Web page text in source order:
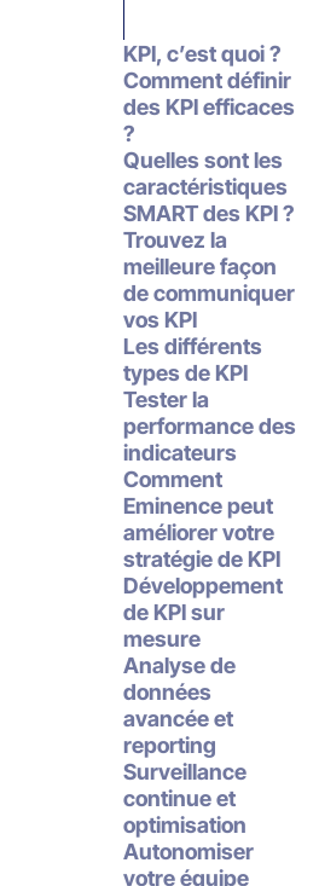
KPI, c’est quoi ?
Comment définir
des KPI efficaces
?
Quelles sont les
caractéristiques
SMART des KPI ?
Trouvez la
meilleure façon
de communiquer
vos KPI
Les différents
types de KPI
Tester la
performance des
indicateurs
Comment
Eminence peut
améliorer votre
stratégie de KPI
Développement
de KPI sur
mesure
Analyse de
données
avancée et
reporting
Surveillance
continue et
optimisation
Autonomiser
votre équipe